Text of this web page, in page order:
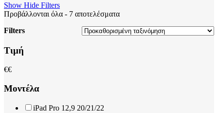
Show Hide Filters
Προβάλλονται όλα - 7 αποτελέσματα
Filters
Close
Filters
Τιμή
€€
Μοντέλα
iPad Pro 12,9 20/21/22